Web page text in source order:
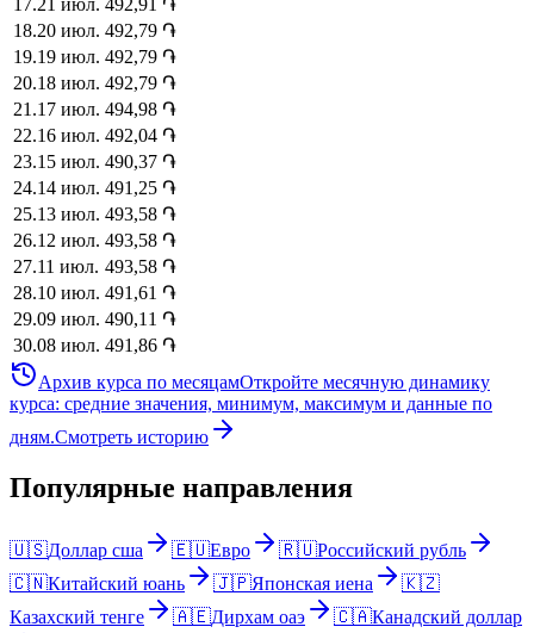
17.21 июл. 492,91 ֏
18.20 июл. 492,79 ֏
19.19 июл. 492,79 ֏
20.18 июл. 492,79 ֏
21 .17 июл. 494,98 ֏
22.16 июл. 492,04 ֏
23.15 июл. 490,37 ֏
24.14 июл. 491,25 ֏
25.13 июл. 493,58 ֏
26.12 июл. 493,58 ֏
27.11 июл. 493,58 ֏
28.10 июл. 491,61 ֏
29.09 июл. 490,11 ֏
30.08 июл. 491,86 ֏
Архив курса по месяцамОткройте месячную динамику
курса: средние значения, минимум, максимум и данные по
дням.Смотреть историю
Популярные направления
🇺🇸Доллар сша 🇪🇺Евро 🇷🇺Российский рубль
🇨🇳Китайский юань 🇯🇵Японская иена
🇰🇿
Казахский тенге
🇦🇪Дирхам оаэ 🇨🇦Канадский доллар